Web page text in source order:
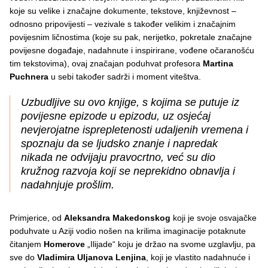
koje su velike i značajne dokumente, tekstove, književnost –
odnosno pripovijesti – vezivale s također velikim i značajnim
povijesnim ličnostima (koje su pak, nerijetko, pokretale značajne
povijesne događaje, nadahnute i inspirirane, vođene očaranošću
tim tekstovima), ovaj značajan poduhvat profesora Martina
Puchnera u sebi također sadrži i moment viteštva.
Uzbudljive su ovo knjige, s kojima se putuje iz
povijesne epizode u epizodu, uz osjećaj
nevjerojatne isprepletenosti udaljenih vremena i
spoznaju da se ljudsko znanje i napredak
nikada ne odvijaju pravocrtno, već su dio
kružnog razvoja koji se neprekidno obnavlja i
nadahnjuje prošlim.
Primjerice, od Aleksandra Makedonskog koji je svoje osvajačke
poduhvate u Aziji vodio nošen na krilima imaginacije potaknute
čitanjem Homerove „Ilijade“ koju je držao na svome uzglavlju, pa
sve do Vladimira Uljanova Lenjina , koji je vlastito nadahnuće i